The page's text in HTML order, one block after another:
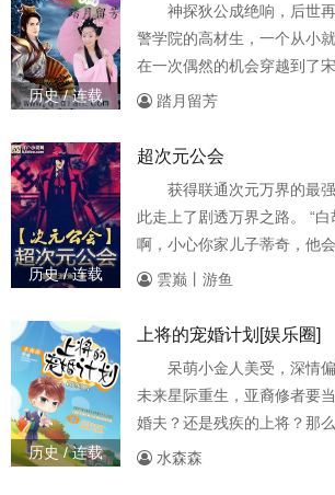
已完结4本小说，500余万字
者名观看，欢迎品读。**
历史 / 连载
神探狄公成绝响，后世
警学院的高材生，一个从小
在一次偶然的机会穿越到了
上，从此，他把自己在学院
次穿越的机会吧！
踏月留芳
历史 / 连载
超次元公会
获得联通次元万界的最
此走上了剧透万界之路。 “
啊，小心你家儿子蒂奇，他
“四代目火影？你笑个屁！你
老婆，顺便毁了木叶！” “嗯
不过……貌似你师傅孙子被
界大佬瑟瑟发抖。(本故事及
雷同
雲巅丨游鱼
历史 / 连载
上将的宠婚计划[娱乐圈]
呆萌小金人美受，深情
未来星际重生，亚裔修者要
婚夫？还是残疾的上将？那
不是就自由了？许久后上将
水森森